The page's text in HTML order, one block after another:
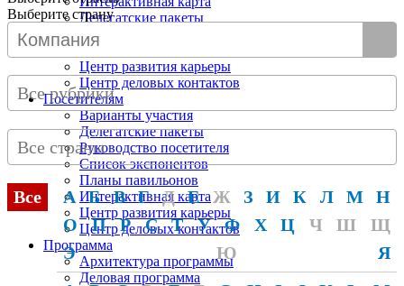
Делегатские пакеты
Центр импортозамещения
Подписание соглашений
Центр развития карьеры
Центр деловых контактов
Посетителям
Варианты участия
Делегатские пакеты
Руководство посетителя
Список экспонентов
Планы павильонов
Интерактивная карта
Центр развития карьеры
Центр деловых контактов
Программа
Архитектура программы
Деловая программа
Выберите страну
Все рубрики
Все страны
Все А Б В Г Д Е Ж З И К Л М
Н
О
П Р С Т У Ф Х Ц Ч Ш
Щ
Э
Ю
Я